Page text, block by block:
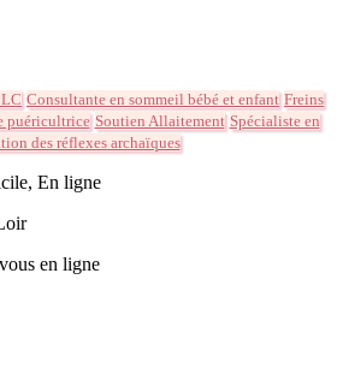
Consultante en sommeil bébé et enfant Freins
puéricultrice Soutien Allaitement Spécialiste en
des réflexes archaïques
En ligne
en ligne